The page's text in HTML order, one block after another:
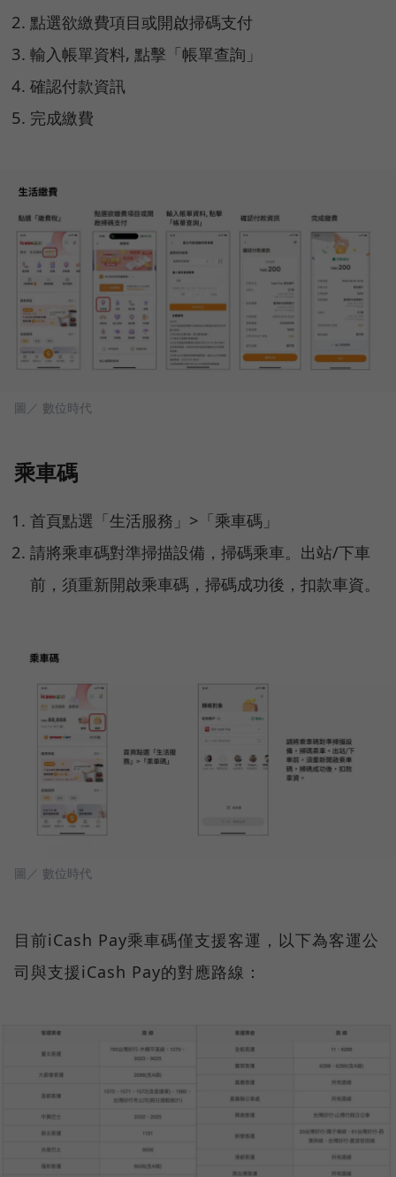
點選欲繳費項目或開啟掃碼支付
輸入帳單資料, 點擊「帳單查詢」
確認付款資訊
完成繳費
圖／ 數位時代
乘車碼
首頁點選「生活服務」>「乘車碼」
請將乘車碼對準掃描設備，掃碼乘車。出站/下車
前，須重新開啟乘車碼，掃碼成功後，扣款車資。
圖／ 數位時代
目前iCash Pay乘車碼僅支援客運，以下為客運公
司與支援iCash Pay的對應路線：